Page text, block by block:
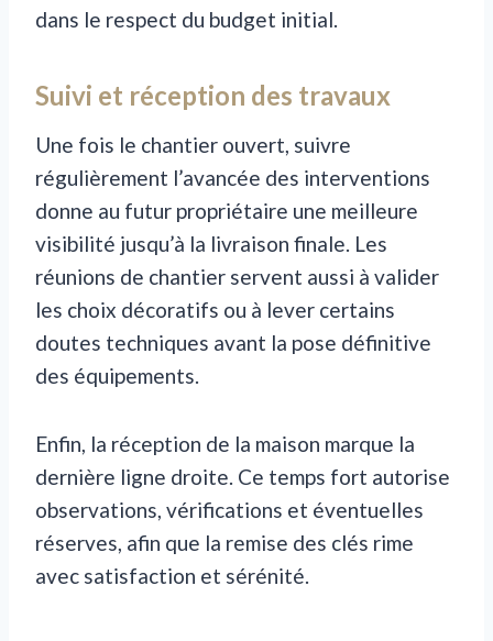
dans le respect du budget initial.
Suivi et réception des travaux
Une fois le chantier ouvert, suivre
régulièrement l’avancée des interventions
donne au futur propriétaire une meilleure
visibilité jusqu’à la livraison finale. Les
réunions de chantier servent aussi à valider
les choix décoratifs ou à lever certains
doutes techniques avant la pose définitive
des équipements.
Enfin, la réception de la maison marque la
dernière ligne droite. Ce temps fort autorise
observations, vérifications et éventuelles
réserves, afin que la remise des clés rime
avec satisfaction et sérénité.